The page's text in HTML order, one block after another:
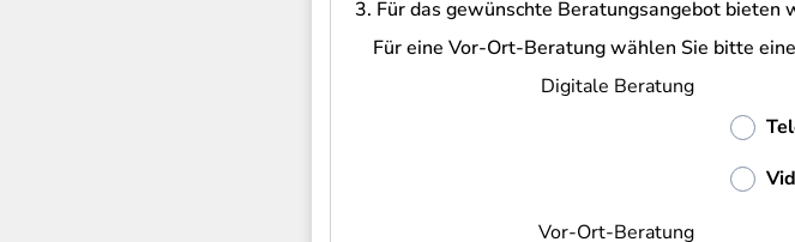
3. Für das gewünschte Beratungsangebot
Für eine Vor-Ort-Beratung wählen Sie bitte
Digitale Beratung
Vor-Ort-Beratung